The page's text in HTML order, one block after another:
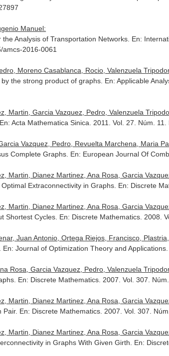
Manuel:
Analysis of Transportation Networks. En:
2016-0061
Moreno Casablanca, Rocio, Valenzuela
the strong product of graphs. En: Applicable
Martin, Garcia Vazquez, Pedro, Valenzuela
En: Acta Mathematica Sinica . 2011. Vol. 27. Núm.
Vazquez, Pedro, Revuelta Marchena, Maria
Complete Graphs. En: European Journal Of
Martin, Dianez Martinez, Ana Rosa, Garcia
Extraconnectivity in Graphs. En: Discrete
Martin, Dianez Martinez, Ana Rosa, Garcia
Shortest Cycles. En: Discrete Mathematics . 2008.
Juan Antonio, Ortega Riejos, Francisco,
En: Journal of Optimization Theory and Applications
Rosa, Garcia Vazquez, Pedro, Valenzuela
En: Discrete Mathematics . 2007. Vol. 307.
Martin, Dianez Martinez, Ana Rosa, Garcia
Pair. En: Discrete Mathematics . 2007. Vol. 307.
Martin, Dianez Martinez, Ana Rosa, Garcia
in Graphs With Given Girth. En: